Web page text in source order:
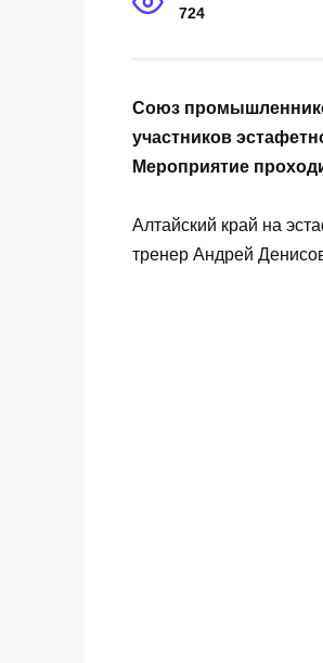
724
Союз
участников
Мероприятие
Алтайский край на
тренер Андрей